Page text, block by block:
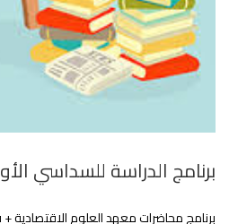
برنامج الدراسة للسداسي
برنامج محاضرات معهد العلوم الاقتصادية